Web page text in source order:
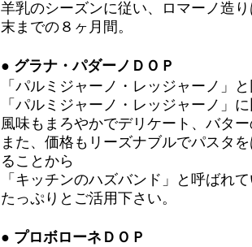
羊乳のシーズンに従い、ロマーノ造
末までの８ヶ月間。
● グラナ・パダーノＤＯＰ
「パルミジャーノ・レッジャーノ」
「パルミジャーノ・レッジャーノ」
風味もまろやかでデリケート、バタ
また、価格もリーズナブルでパスタ
ることから
「キッチンのハズバンド」と呼ばれ
たっぷりとご活用下さい。
● プロボローネＤＯＰ